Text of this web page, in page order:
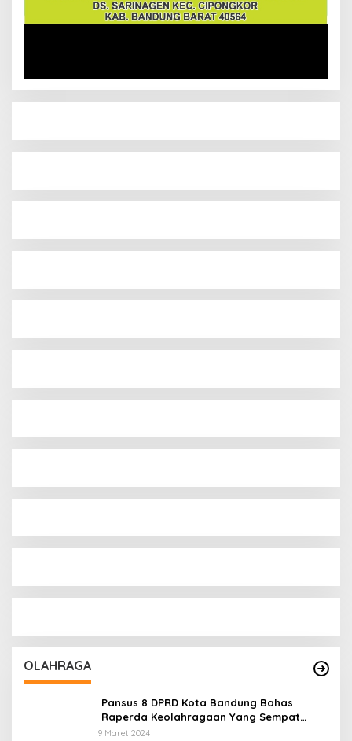
OLAHRAGA
Pansus 8 DPRD Kota Bandung Bahas
Raperda Keolahragaan Yang Sempat
Tertunda
9 Maret 2024